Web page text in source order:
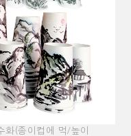
(종이컵에 먹/높이